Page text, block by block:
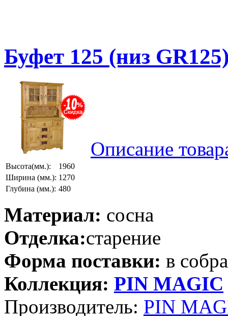
Буфет 125 (низ
Описание
Высота(мм.):
1960
Ширина (мм.): 1270
Глубина (мм.): 480
Материал: сосна
Отделка:старение
Форма поставки: в
Коллекция: PIN MAGIС
Производитель: PIN